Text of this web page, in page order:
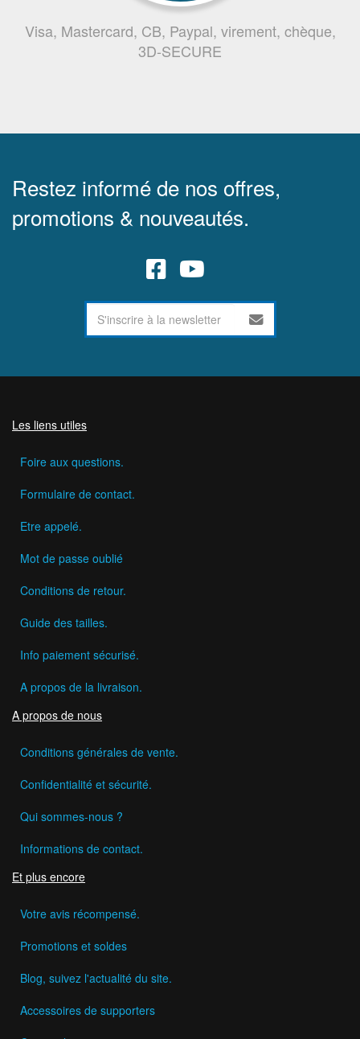
Visa, Mastercard, CB, Paypal, virement, chèque,
3D-SECURE
Restez informé de nos offres,
promotions & nouveautés.
Les liens utiles
Foire aux questions.
Formulaire de contact.
Etre appelé.
Mot de passe oublié
Conditions de retour.
Guide des tailles.
Info paiement sécurisé.
A propos de la livraison.
A propos de nous
Conditions générales de vente.
Confidentialité et sécurité.
Qui sommes-nous ?
Informations de contact.
Et plus encore
Votre avis récompensé.
Promotions et soldes
Blog, suivez l'actualité du site.
Accessoires de supporters